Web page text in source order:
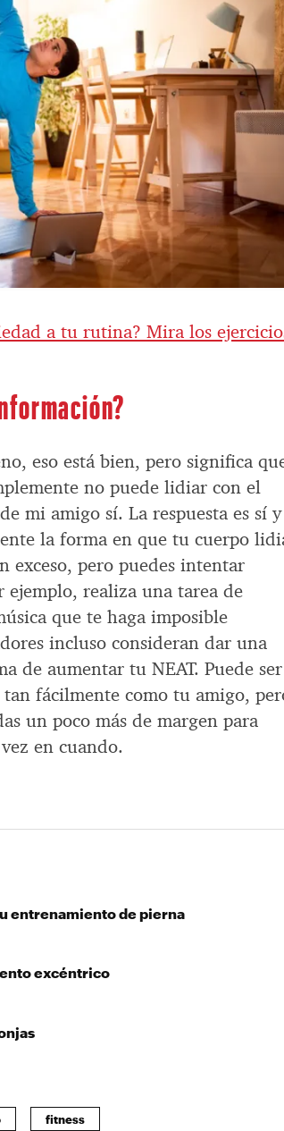
a tu rutina? Mira los
eso está bien, pero significa
no puede lidiar con el
mi amigo sí. La respuesta es sí y
la forma en que tu cuerpo
exceso, pero puedes intentar
ejemplo, realiza una tarea de
que te haga imposible
incluso consideran dar una
de aumentar tu NEAT. Puede ser
fácilmente como tu amigo,
un poco más de margen para
en cuando.
entrenamiento de pierna
excéntrico
fitness